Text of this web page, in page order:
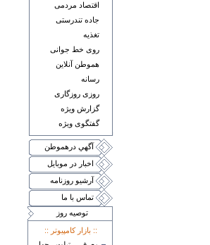
اقتصاد مردمی
جاده تندرستی
تغذيه
روی خط جوانی
هموطن آنلاين
رسانه
روزی روزگاری
گزارش ويژه
گفتگوی ويژه
آگهي درهموطن
اخبار در موبايل
آرشيو روزنامه
تماس با ما
توصيه روز
:: بازار کامپيوتر ::